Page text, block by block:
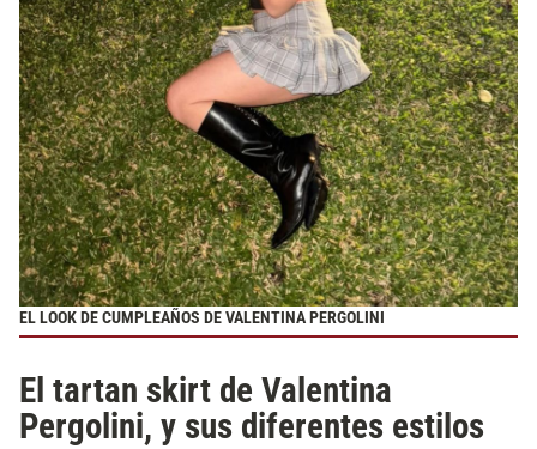
EL LOOK DE CUMPLEAÑOS DE VALENTINA PERGOLINI
El tartan skirt de Valentina
Pergolini, y sus diferentes estilos